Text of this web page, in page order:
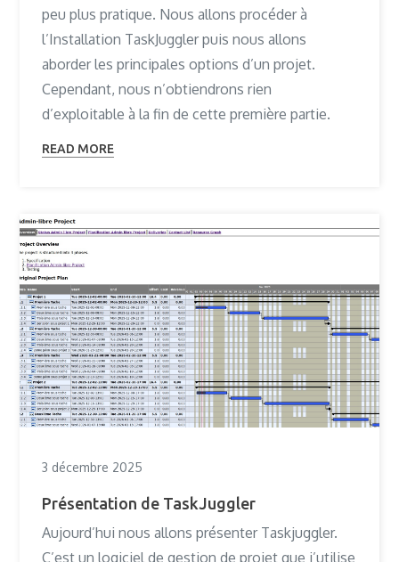
peu plus pratique. Nous allons procéder à
l’Installation TaskJuggler puis nous allons
aborder les principales options d’un projet.
Cependant, nous n’obtiendrons rien
d’exploitable à la fin de cette première partie.
READ MORE
3 décembre 2025
Présentation de TaskJuggler
Aujourd’hui nous allons présenter Taskjuggler.
C’est un logiciel de gestion de projet que j’utilise